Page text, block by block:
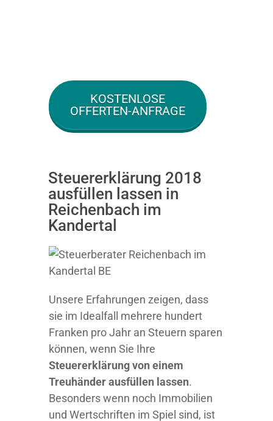
KOSTENLOSE
OFFERTEN-ANFRAGE
Steuererklärung 2018
ausfüllen lassen in
Reichenbach im
Kandertal
Unsere Erfahrungen zeigen, dass
sie im Idealfall mehrere hundert
Franken pro Jahr an Steuern sparen
können, wenn Sie Ihre
Steuererklärung von einem
Treuhänder ausfüllen lassen.
Besonders wenn noch Immobilien
und Wertschriften im Spiel sind, ist